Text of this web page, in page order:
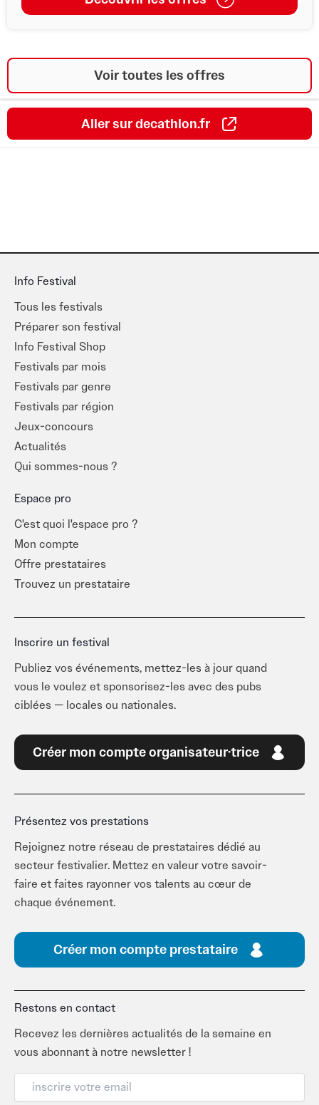
Voir toutes les offres
Aller sur decathlon.fr
Info Festival
Tous les festivals
Préparer son festival
Info Festival Shop
Festivals par mois
Festivals par genre
Festivals par région
Jeux-concours
Actualités
Qui sommes-nous ?
Espace pro
C'est quoi l'espace pro ?
Mon compte
Offre prestataires
Trouvez un prestataire
Inscrire un festival
Publiez vos événements, mettez-les à jour quand
vous le voulez et sponsorisez-les avec des pubs
ciblées — locales ou nationales.
Créer mon compte organisateur·trice
Présentez vos prestations
Rejoignez notre réseau de prestataires dédié au
secteur festivalier. Mettez en valeur votre savoir-
faire et faites rayonner vos talents au cœur de
chaque événement.
Créer mon compte prestataire
Restons en contact
Recevez les dernières actualités de la semaine en
vous abonnant à notre newsletter !